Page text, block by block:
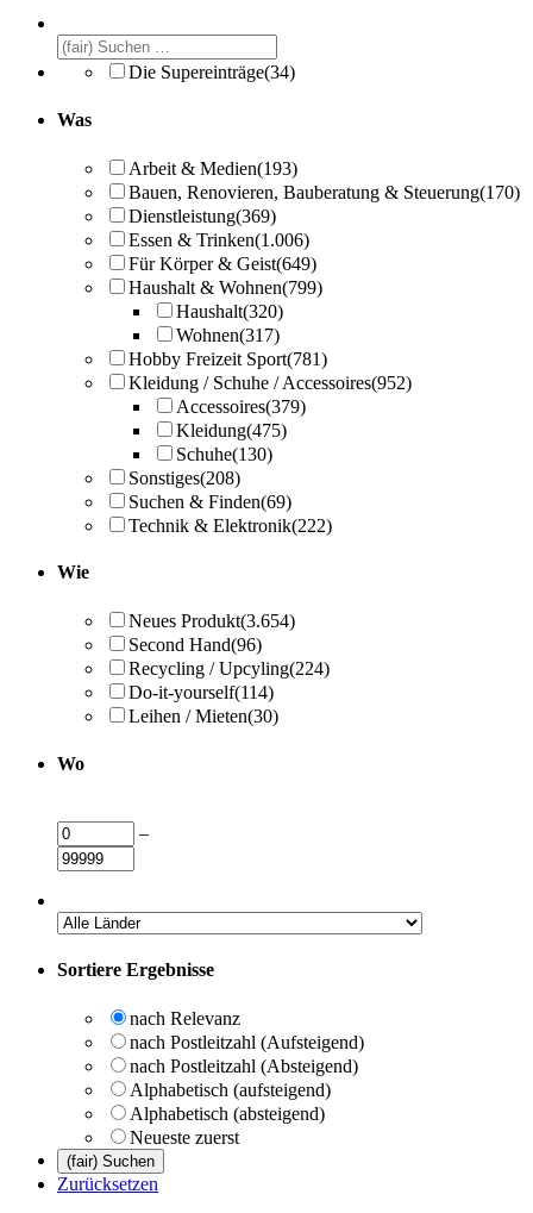
Die Supereinträge(34)
Was
Arbeit & Medien(193)
Bauen, Renovieren, Bauberatung & Steuerung(170)
Dienstleistung(369)
Essen & Trinken(1.006)
Für Körper & Geist(649)
Haushalt & Wohnen(799)
Haushalt(320)
Wohnen(317)
Hobby Freizeit Sport(781)
Kleidung / Schuhe / Accessoires(952)
Accessoires(379)
Kleidung(475)
Schuhe(130)
Sonstiges(208)
Suchen & Finden(69)
Technik & Elektronik(222)
Wie
Neues Produkt(3.654)
Second Hand(96)
Recycling / Upcyling(224)
Do-it-yourself(114)
Leihen / Mieten(30)
Wo
–
Sortiere Ergebnisse
nach Relevanz
nach Postleitzahl (Aufsteigend)
nach Postleitzahl (Absteigend)
Alphabetisch (aufsteigend)
Alphabetisch (absteigend)
Neueste zuerst
Zurücksetzen